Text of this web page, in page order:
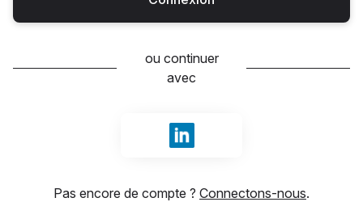
ou continuer
avec
Se connecter avec LinkedIn
Pas encore de compte ? Connectons-nous.